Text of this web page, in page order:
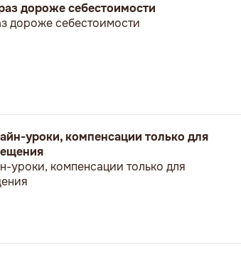
дороже себестоимости
дороже себестоимости
уроки, компенсации только для
уроки, компенсации только для